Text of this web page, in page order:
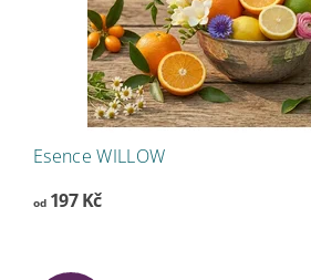
Esence WILLOW
od197 Kč